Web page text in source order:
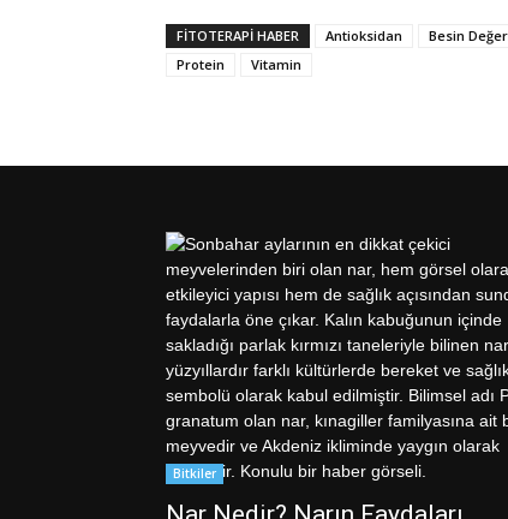
FITOTERAPI HABER Antioksidan Besin
Protein
Vitamin
Bitkiler